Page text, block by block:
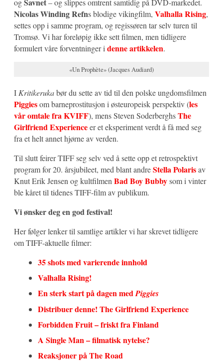
og – og slippes omtrent samtidig på DVD-markedet.
Nicolas Winding Refns blodige vikingfilm, Valhalla Rising,
settes opp i samme program, og regissøren tar selv turen til
Tromsø. Vi har foreløpig ikke sett filmen, men tidligere
formulert våre forventninger i denne artikkelen.
«Un Prophète» (Jacques Audiard)
I Kritikerukabør du sette av tid til den polske ungdomsfilmen
Piggiesom barneprostitusjon i østeuropeisk perspektiv (les
vår omtale fra KVIFF), mens Steven SoderberghsThe
Girlfriend Experienceer et eksperiment verdt å få med seg
fra et helt annet hjørne av verden.
Til slutt feirer TIFF seg selv ved å sette opp et retrospektivt
program for 20. årsjubileet, med blant andreStella Polarisav
Knut Erik Jensen og kultfilmen Bad Boy Bubbysom i vinter
ble kåret til tidenes TIFF-film av publikum.
Vi ønsker deg en god festival!
Her følger lenker til samtlige artikler vi har skrevet tidligere
om TIFF-aktuelle filmer:
35 shots med varierende innhold
Valhalla Rising!
En sterk start på dagen medPiggies
Distribuer denne! The Girlfriend Experience
Forbidden Fruit – friskt fra Finland
A Single Man – filmatisk nytelse?
Reaksjoner på The Road